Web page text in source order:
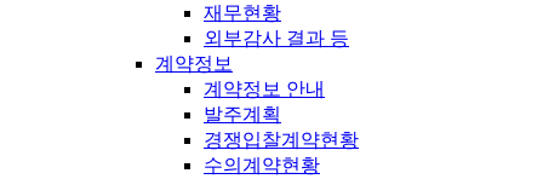
재무현황
외부감사 결과 등
계약정보
계약정보 안내
발주계획
경쟁입찰계약현황
수의계약현황